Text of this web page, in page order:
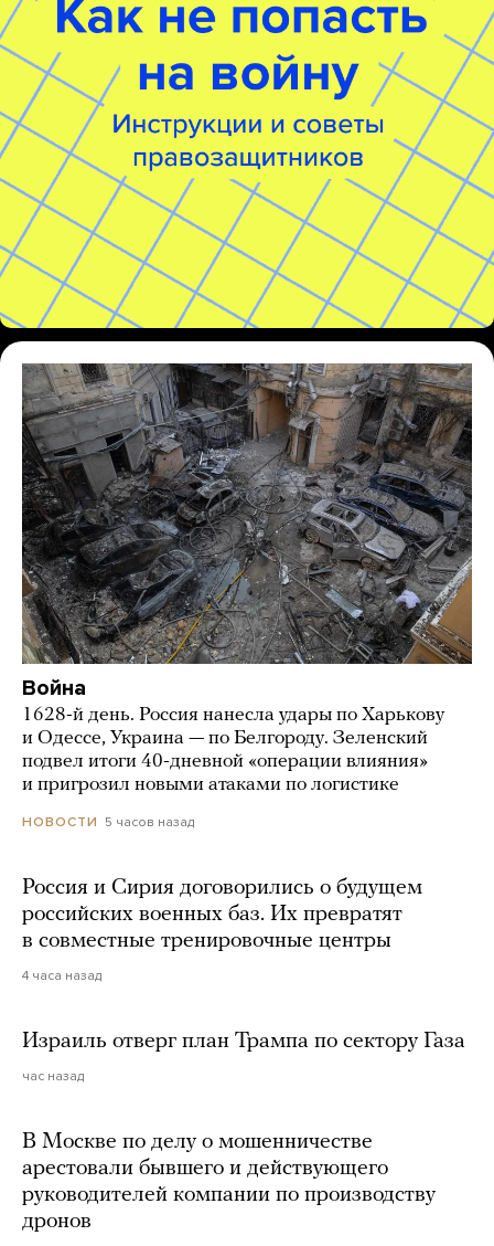
Война
1628-й день. Россия нанесла удары по Харькову
и Одессе, Украина — по Белгороду. Зеленский
подвел итоги 40-дневной «операции влияния»
и пригрозил новыми атаками по логистике
НОВОСТИ 5 часов назад
Россия и Сирия договорились о будущем
российских военных баз. Их превратят
в совместные тренировочные центры
4 часа назад
Израиль отверг план Трампа по сектору Газа
час назад
В Москве по делу о мошенничестве
арестовали бывшего и действующего
руководителей компании по производству
дронов